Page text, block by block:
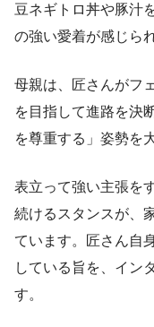
豆ネギトロ丼や豚汁
の強い愛着が感じら
母親は、匠さんがフ
を目指して進路を決
を尊重する」姿勢を
表立って強い主張を
続けるスタンスが、
ています。匠さん自
している旨を、イン
す。